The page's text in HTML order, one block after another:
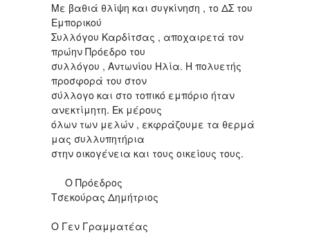
Με βαθιά θλίψη και συγκίνηση , το ΔΣ του
Εμπορικού
Συλλόγου Καρδίτσας , αποχαιρετά τον
πρώην Πρόεδρο του
συλλόγου , Αντωνίου Ηλία. Η πολυετής
προσφορά του στον
σύλλογο και στο τοπικό εμπόριο ήταν
ανεκτίμητη. Εκ μέρους
όλων των μελών , εκφράζουμε τα θερμά
μας συλλυπητήρια
στην οικογένεια και τους οικείους τους.
Ο Πρόεδρος
Τσεκούρας Δημήτριος
Ο Γεν Γραμματέας